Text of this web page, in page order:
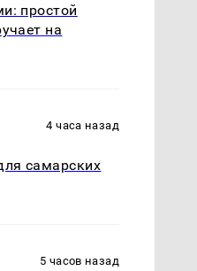
простой
на
4 часа назад
самарских
5 часов назад